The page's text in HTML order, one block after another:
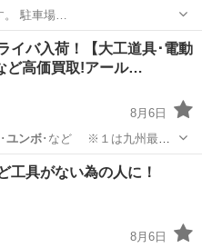
。 駐車場…
ユンボ
イバ入荷！【大工道具･電動
ど高価買取!アール…
8月6日
ユンボ･など ※１は九州最大
プ アールワン
工具がない為の人に！
8月6日